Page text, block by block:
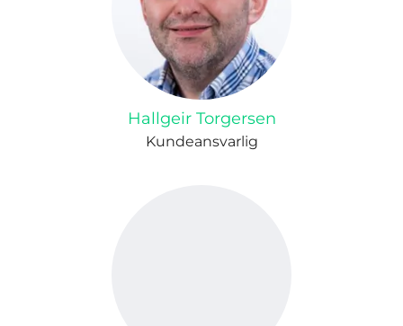
Hallgeir Torgersen
Kundeansvarlig